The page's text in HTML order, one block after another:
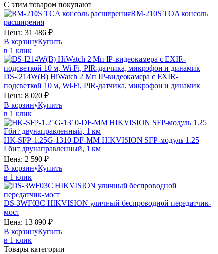
С этим товаром покупают
RM-210S TOAконсоль
расширения
Цена: 31 486 ₽
В корзинуКупить
в 1 клик
DS-I214W(B) HiWatch 2 Мп IP-видеокамера с EXIR-
подсветкой 10 м, Wi-Fi, PIR-датчика, микрофон и динамик
Цена: 8 020 ₽
В корзинуКупить
в 1 клик
HK-SFP-1.25G-1310-DF-MM HIKVISION SFP-модуль 1.25
Гбит двунаправленный, 1 км
Цена: 2 590 ₽
В корзинуКупить
в 1 клик
DS-3WF03C HIKVISION уличный беспроводной передатчик-
мост
Цена: 13 890 ₽
В корзинуКупить
в 1 клик
Товары категории